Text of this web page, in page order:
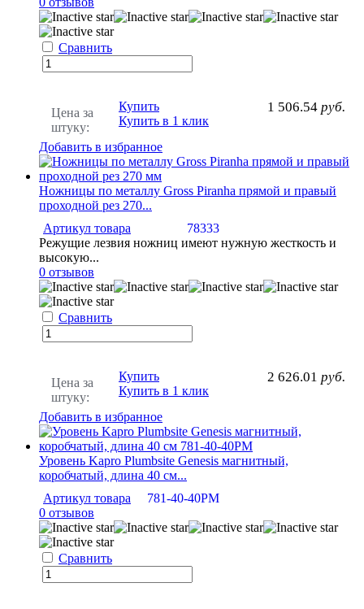
Сравнить
Цена за
штуку:
1 506.54 руб.
Купить
Купить в 1 клик
Добавить в избранное
Ножницы по металлу Gross Piranha прямой и правый
проходной рез 270...
Артикул товара
78333
Режущие лезвия ножниц имеют нужную жесткость и
высокую...
0 отзывов
Сравнить
Цена за
штуку:
2 626.01 руб.
Купить
Купить в 1 клик
Добавить в избранное
Уровень Kapro Plumbsite Genesis магнитный,
коробчатый, длина 40 см...
Артикул товара
781-40-40PM
0 отзывов
Сравнить